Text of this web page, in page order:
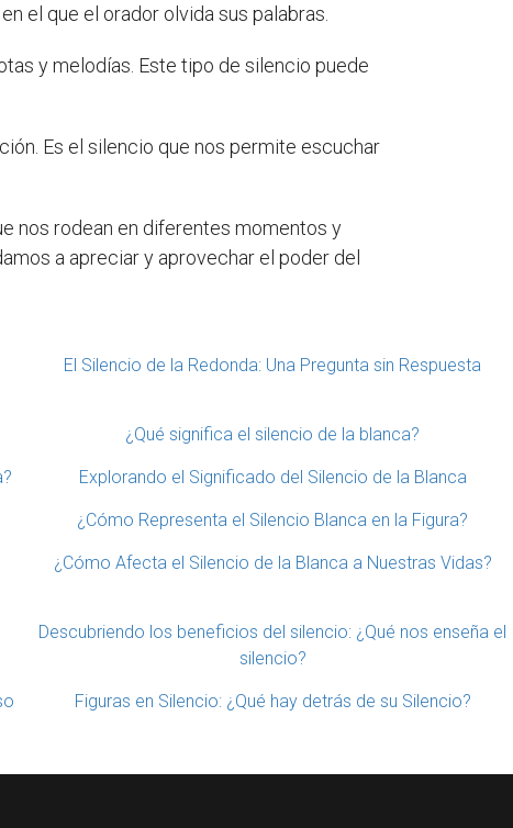
el que el orador olvida sus palabras.
y melodías. Este tipo de silencio puede
Es el silencio que nos permite escuchar
nos rodean en diferentes momentos y
a apreciar y aprovechar el poder del
El Silencio de la Redonda: Una Pregunta sin Respuesta
¿Qué significa el silencio de la blanca?
Explorando el Significado del Silencio de la Blanca
¿Cómo Representa el Silencio Blanca en la Figura?
¿Cómo Afecta el Silencio de la Blanca a Nuestras Vidas?
Descubriendo los beneficios del silencio: ¿Qué nos enseña el
silencio?
Figuras en Silencio: ¿Qué hay detrás de su Silencio?